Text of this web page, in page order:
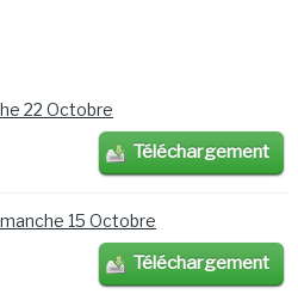
22 Octobre
Téléchargement
15 Octobre
Téléchargement